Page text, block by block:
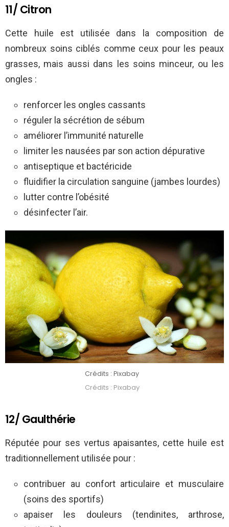
11/ Citron
Cette huile est utilisée dans la composition de
nombreux soins ciblés comme ceux pour les peaux
grasses, mais aussi dans les soins minceur, ou les
ongles :
renforcer les ongles cassants
réguler la sécrétion de sébum
améliorer l’immunité naturelle
limiter les nausées par son action dépurative
antiseptique et bactéricide
fluidifier la circulation sanguine (jambes lourdes)
lutter contre l’obésité
désinfecter l’air.
Crédits : Pixabay
Crédits : Pixabay
12/ Gaulthérie
Réputée pour ses vertus apaisantes, cette huile est
traditionnellement utilisée pour :
contribuer au confort articulaire et musculaire
(soins des sportifs)
apaiser les douleurs (tendinites, arthrose,